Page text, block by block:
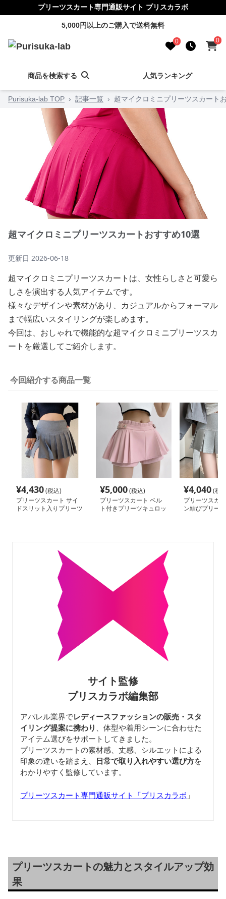
プリーツスカート専門通販サイト プリスカラボ
5,000円以上のご購入で送料無料
0 0
商品を検索する 人気ランキング
Purisuka-lab TOP › 記事一覧 › 超マイクロミニプリーツスカート
超マイクロミニプリーツスカートおすすめ10選
更新日 2026-06-18
超マイクロミニプリーツスカートは、女性らしさと可愛ら
しさを演出する人気アイテムです。
様々なデザインや素材があり、カジュアルからフォーマル
まで幅広いスタイリングが楽しめます。
今回は、おしゃれで機能的な超マイクロミニプリーツスカ
ートを厳選してご紹介します。
今回紹介する商品一覧
¥4,430(税込)
プリーツスカート サイ
ドスリット入りプリーツ
¥5,000(税込)
プリーツスカート ベル
ト付きプリーツキュロッ
¥4,040(税
プリーツスカ
ン結びプリー
サイト監修
プリスカラボ編集部
アパレル業界でレディースファッションの販売・スタ
イリング提案に携わり
、体型や着用シーンに合わせた
アイテム選びをサポートしてきました。
プリーツスカートの素材感、丈感、シルエットによる
印象の違いを踏まえ、 日常で取り入れやすい選び方を
わかりやすく監修しています。
プリーツスカート専門通販サイト「プリスカラボ 」
プリーツスカートの魅力とスタイルアップ効
果